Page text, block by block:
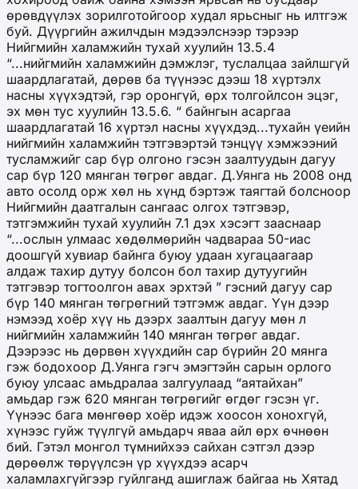
өрөвдүүлэх зорилготойгоор худал ярьсныг нь илтгэж
буй. Дүүргийн ажилчдын мэдээлснээр тэрээр
Нийгмийн халамжийн тухай хуулийн 13.5.4
“...нийгмийн халамжийн дэмжлэг, туслалцаа зайлшгүй
шаардлагатай, дөрөв ба түүнээс дээш 18 хүртэлх
насны хүүхэдтэй, гэр оронгүй, өрх толгойлсон эцэг,
эх мөн тус хуулийн 13.5.6. “ байнгын асаргаа
шаардлагатай 16 хүртэл насны хүүхдэд...тухайн үеийн
нийгмийн халамжийн тэтгэвэртэй тэнцүү хэмжээний
тусламжийг сар бүр олгоно гэсэн заалтуудын дагуу
сар бүр 120 мянган төгрөг авдаг. Д.Уянга нь 2008 онд
авто осолд орж хөл нь хүнд бэртэж таягтай болсноор
Нийгмийн даатгалын сангаас олгох тэтгэвэр,
тэтгэмжийн тухай хуулийн 7.1 дэх хэсэгт зааснаар
“...ослын улмаас хөдөлмөрийн чадвараа 50-иас
доошгүй хувиар байнга буюу удаан хугацаагаар
алдаж тахир дутуу болсон бол тахир дутуугийн
тэтгэвэр тогтоолгон авах эрхтэй ” гэсний дагуу сар
бүр 140 мянган төгрөгний тэтгэмж авдаг. Үүн дээр
нэмээд хоёр хүү нь дээрх заалтын дагуу мөн л
нийгмийн халамжийн 140 мянган төгрөг авдаг.
Дээрээс нь дөрвөн хүүхдийн сар бүрийн 20 мянга
гэж бодохоор Д.Уянга гэгч эмэгтэйн сарын орлого
буюу улсаас амьдралаа залгуулаад “аятайхан”
амьдар гэж 620 мянган төгрөгийг өгдөг гэсэн үг.
Үүнээс бага мөнгөөр хоёр идэж хоосон хонохгүй,
хүнээс гуйж түүлгүй амьдарч яваа айл өрх өчнөөн
бий. Гэтэл монгол түмнийхээ сайхан сэтгэл дээр
дөрөөлж төрүүлсэн үр хүүхдээ асарч
халамлахгүйгээр гуйлганд ашиглаж байгаа нь Хятад